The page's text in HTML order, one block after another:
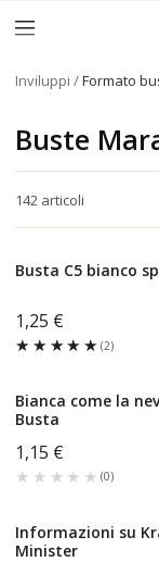
Inviluppi Formato
Buste
142 articoli
Busta C5 bianco
1,25 €
★★★★★
★★★★★ (2)
Bianca come la
Busta
1,15 €
★★★★★
★★★★★ (0)
Informazioni su
Minister